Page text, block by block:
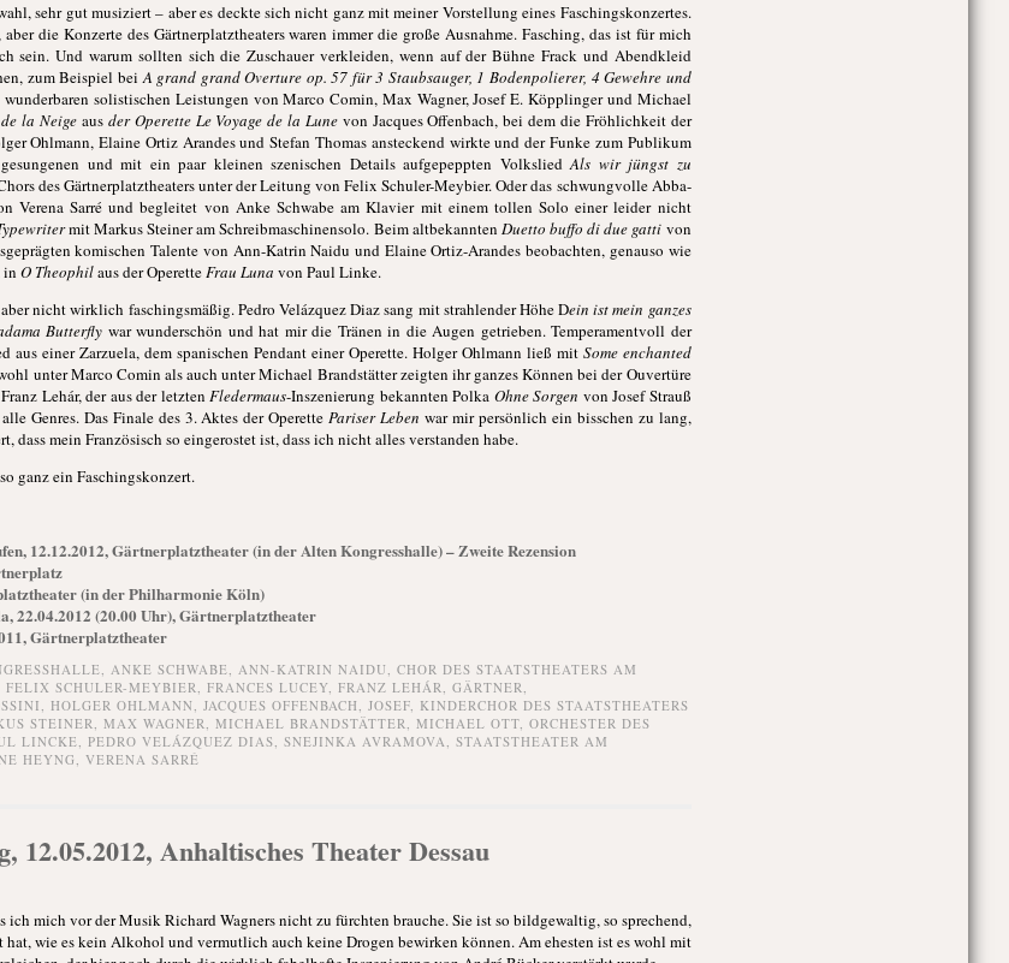
sehr gut musiziert – aber es deckte sich nicht ganz mit meiner Vorstellung eines Faschingskonzertes.
die Konzerte des Gärtnerplatztheaters waren immer die große Ausnahme. Fasching, das ist für mich
sein. Und warum sollten sich die Zuschauer verkleiden, wenn auf der Bühne Frack und Abendkleid
zum Beispiel beiA grand grand Overture op. 57 für 3 Staubsauger, 1 Bodenpolierer, 4 Gewehre und
solistischen Leistungen von Marco Comin, Max Wagner, Josef E. Köpplinger und Michael
la Neige aus der Operette Le Voyage de la Lunevon Jacques Offenbach, bei dem die Fröhlichkeit der
Ohlmann, Elaine Ortiz Arandes und Stefan Thomas ansteckend wirkte und der Funke zum Publikum
und mit ein paar kleinen szenischen Details aufgepeppten VolksliedAls wir jüngst zu
des Gärtnerplatztheaters unter der Leitung von Felix Schuler-Meybier. Oder das schwungvolle Abba-
Verena Sarré und begleitet von Anke Schwabe am Klavier mit einem tollen Solo einer leider nicht
mit Markus Steiner am Schreibmaschinensolo. Beim altbekannten Duetto buffo di due gatti von
komischen Talente von Ann-Katrin Naidu und Elaine Ortiz-Arandes beobachten, genauso wie
in O Theophilaus der OperetteFrau Luna von Paul Linke.
nicht wirklich faschingsmäßig. Pedro Velázquez Diaz sang mit strahlender Höhe Dein ist mein ganzes
Butterfly war wunderschön und hat mir die Tränen in die Augen getrieben. Temperamentvoll der
einer Zarzuela, dem spanischen Pendant einer Operette. Holger Ohlmann ließ mit Some enchanted
unter Marco Comin als auch unter Michael Brandstätter zeigten ihr ganzes Können bei der Ouvertüre
Lehár, der aus der letztenFledermaus-Inszenierung bekannten Polka Ohne Sorgen von Josef Strauß
Genres. Das Finale des 3. Aktes der OperettePariser Lebenwar mir persönlich ein bisschen zu lang,
dass mein Französisch so eingerostet ist, dass ich nicht alles verstanden habe.
ganz ein Faschingskonzert.
12.12.2012, Gärtnerplatztheater (in der Alten Kongresshalle) – Zweite Rezension
(in der Philharmonie Köln)
22.04.2012 (20.00 Uhr), Gärtnerplatztheater
Gärtnerplatztheater
, ANKE SCHWABE, ANN-KATRIN NAIDU, CHOR DES STAATSTHEATERS AM
FELIX SCHULER-MEYBIER, FRANCES LUCEY, FRANZ LEHÁR, GÄRTNER,
, HOLGER OHLMANN, JACQUES OFFENBACH, JOSEF, KINDERCHOR DES STAATSTHEATERS
STEINER, MAX WAGNER, MICHAEL BRANDSTÄTTER, MICHAEL OTT, ORCHESTER DES
LINCKE, PEDRO VELÁZQUEZ DIAS, SNEJINKA AVRAMOVA, STAATSTHEATER AM
HEYNG, VERENA SARRÉ
12.05.2012, Anhaltisches Theater Dessau
mich vor der Musik Richard Wagners nicht zu fürchten brauche. Sie ist so bildgewaltig, so sprechend,
hat, wie es kein Alkohol und vermutlich auch keine Drogen bewirken können. Am ehesten ist es wohl mit